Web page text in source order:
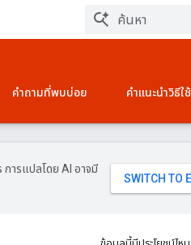
คำถามที่พบบ่อย คำแนะนำวิธีใช้
การแปลโดย AI อาจมี